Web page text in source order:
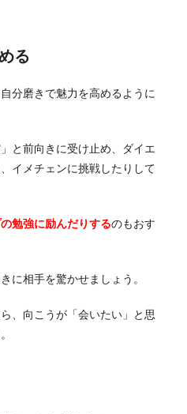
る
分磨きで魅力を高めるように
と前向きに受け止め、ダイエ
イメチェンに挑戦したりして
勉強に励んだりするのもおす
に相手を驚かせましょう。
、向こうが「会いたい」と思